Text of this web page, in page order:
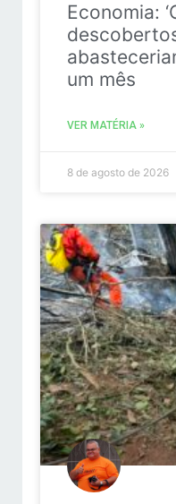
Economia:
um mês
VER MATÉRIA »
8 de agosto de 2026